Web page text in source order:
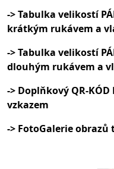
-> Tabulka velikostí
krátkým rukávem a
-> Tabulka velikostí
dlouhým rukávem a
-> Doplňkový QR-
vzkazem
-> FotoGalerie obrazů